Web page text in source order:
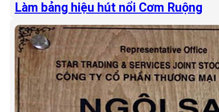
Làm bảng hiệu hút nổi Cơm Ruộng